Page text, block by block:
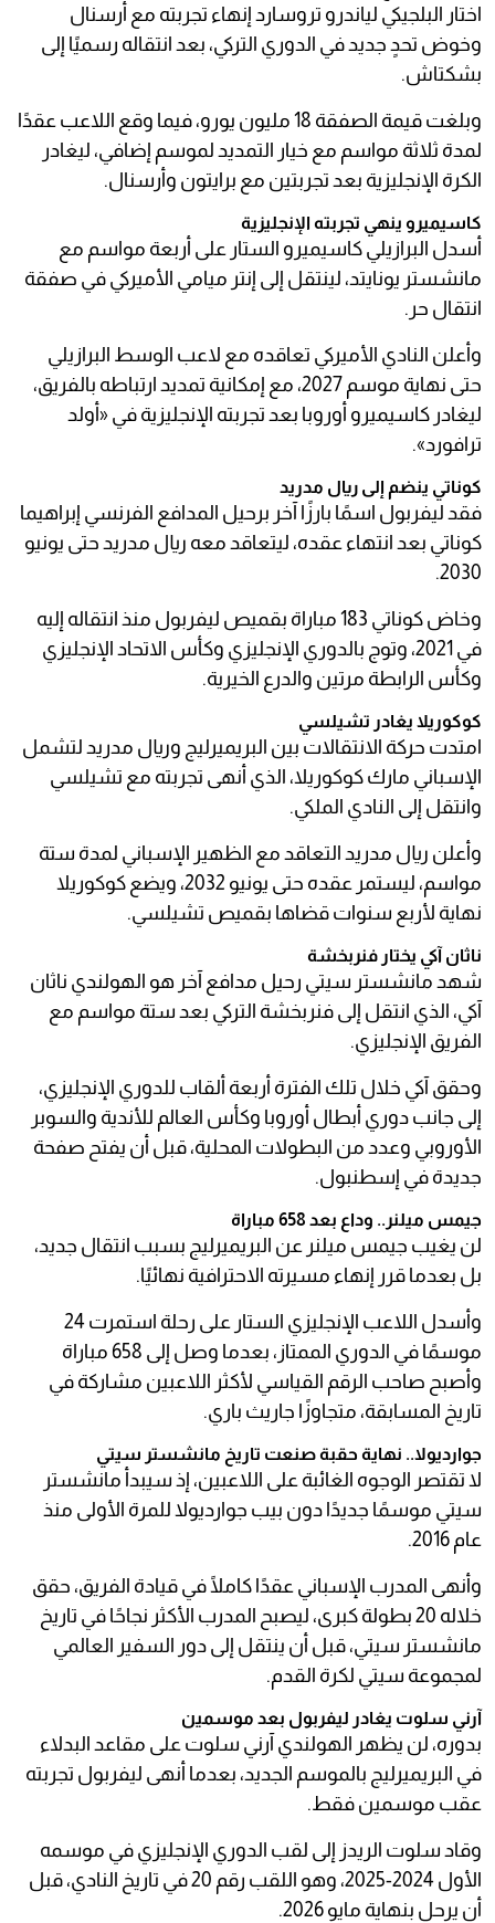
اختار البلجيكي لياندرو تروسارد إنهاء تجربته مع أرسنال
وخوض تحدٍ جديد في الدوري التركي، بعد انتقاله رسميًا إلى
بشكتاش.
وبلغت قيمة الصفقة 18 مليون يورو، فيما وقع اللاعب عقدًا
لمدة ثلاثة مواسم مع خيار التمديد لموسم إضافي، ليغادر
الكرة الإنجليزية بعد تجربتين مع برايتون وأرسنال.
كاسيميرو ينهي تجربته الإنجليزية
أسدل البرازيلي كاسيميرو الستار على أربعة مواسم مع
مانشستر يونايتد، لينتقل إلى إنتر ميامي الأميركي في صفقة
انتقال حر.
وأعلن النادي الأميركي تعاقده مع لاعب الوسط البرازيلي
حتى نهاية موسم 2027، مع إمكانية تمديد ارتباطه بالفريق،
ليغادر كاسيميرو أوروبا بعد تجربته الإنجليزية في «أولد
ترافورد».
كوناتي ينضم إلى ريال مدريد
فقد ليفربول اسمًا بارزًا آخر برحيل المدافع الفرنسي إبراهيما
كوناتي بعد انتهاء عقده، ليتعاقد معه ريال مدريد حتى يونيو
2030.
وخاض كوناتي 183 مباراة بقميص ليفربول منذ انتقاله إليه
في 2021، وتوج بالدوري الإنجليزي وكأس الاتحاد الإنجليزي
وكأس الرابطة مرتين والدرع الخيرية.
كوكوريلا يغادر تشيلسي
امتدت حركة الانتقالات بين البريميرليج وريال مدريد لتشمل
الإسباني مارك كوكوريلا، الذي أنهى تجربته مع تشيلسي
وانتقل إلى النادي الملكي.
وأعلن ريال مدريد التعاقد مع الظهير الإسباني لمدة ستة
مواسم، ليستمر عقده حتى يونيو 2032، ويضع كوكوريلا
نهاية لأربع سنوات قضاها بقميص تشيلسي.
ناثان آكي يختار فنربخشة
شهد مانشستر سيتي رحيل مدافع آخر هو الهولندي ناثان
آكي، الذي انتقل إلى فنربخشة التركي بعد ستة مواسم مع
الفريق الإنجليزي.
وحقق آكي خلال تلك الفترة أربعة ألقاب للدوري الإنجليزي،
إلى جانب دوري أبطال أوروبا وكأس العالم للأندية والسوبر
الأوروبي وعدد من البطولات المحلية، قبل أن يفتح صفحة
جديدة في إسطنبول.
جيمس ميلنر.. وداع بعد 658 مباراة
لن يغيب جيمس ميلنر عن البريميرليج بسبب انتقال جديد،
بل بعدما قرر إنهاء مسيرته الاحترافية نهائيًا.
وأسدل اللاعب الإنجليزي الستار على رحلة استمرت 24
موسمًا في الدوري الممتاز، بعدما وصل إلى 658 مباراة
وأصبح صاحب الرقم القياسي لأكثر اللاعبين مشاركة في
تاريخ المسابقة، متجاوزًا جاريث باري.
جوارديولا.. نهاية حقبة صنعت تاريخ مانشستر سيتي
لا تقتصر الوجوه الغائبة على اللاعبين، إذ سيبدأ مانشستر
سيتي موسمًا جديدًا دون بيب جوارديولا للمرة الأولى منذ
عام 2016.
وأنهى المدرب الإسباني عقدًا كاملًا في قيادة الفريق، حقق
خلاله 20 بطولة كبرى، ليصبح المدرب الأكثر نجاحًا في تاريخ
مانشستر سيتي، قبل أن ينتقل إلى دور السفير العالمي
لمجموعة سيتي لكرة القدم.
آرني سلوت يغادر ليفربول بعد موسمين
بدوره، لن يظهر الهولندي آرني سلوت على مقاعد البدلاء
في البريميرليج بالموسم الجديد، بعدما أنهى ليفربول تجربته
عقب موسمين فقط.
وقاد سلوت الريدز إلى لقب الدوري الإنجليزي في موسمه
الأول 2024-2025، وهو اللقب رقم 20 في تاريخ النادي، قبل
أن يرحل بنهاية مايو 2026.